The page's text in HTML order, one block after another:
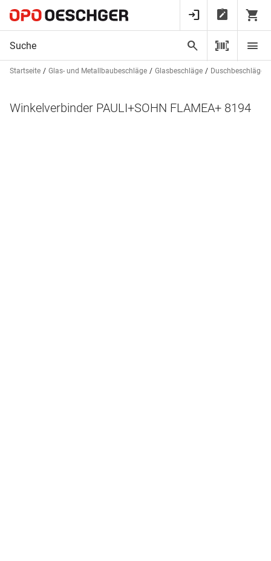
Startseite Glas- und Metallbaubeschläge Glasbeschläge Duschbeschläge
Winkelverbinder PAULI+SOHN FLAMEA+ 8194